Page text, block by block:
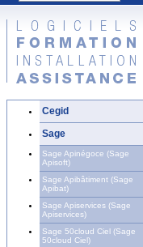
Cegid
Sage
Sage Apinégoce (Sage
Apisoft)
Sage Apibâtiment (Sage
Apibat)
Sage Apiservices (Sage
Apiservices)
Sage 50cloud Ciel (Sage
50cloud Ciel)